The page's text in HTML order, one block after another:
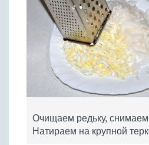
Очищаем редьку, снимаем
Натираем на крупной